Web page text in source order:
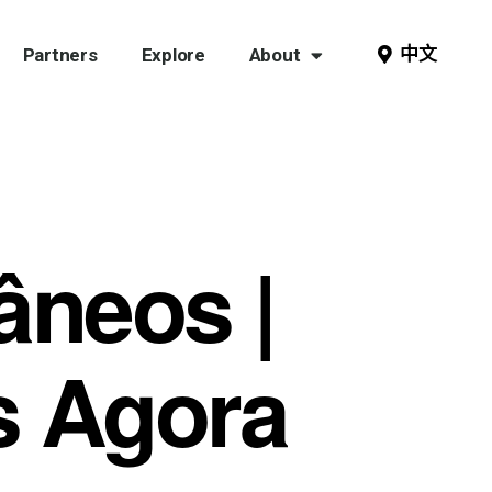
Partners Explore About 中文
|
Agora